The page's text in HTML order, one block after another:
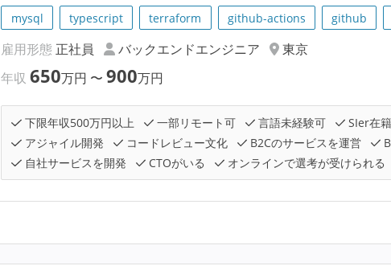
mysql typescript terraform github-actions github
雇用形態 正社員 バックエンドエンジニア
東京
年収650万円 〜900万円
下限年収500万円以上 一部リモート可 言語未経験可
SIer在
アジャイル開発
コードレビュー文化 B2Cのサービスを運営
自社サービスを開発
CTOがいる オンラインで選考が受けられる